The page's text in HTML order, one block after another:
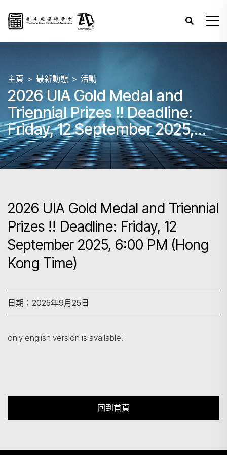
主頁 最新動態 活動
2026 UIA Gold Medal and
Triennial Prizes !! Deadline:
Friday, 12 September 2025,
6:00 PM (Hong Kong Time)
2026 UIA Gold Medal and Triennial
Prizes !! Deadline: Friday, 12
September 2025, 6:00 PM (Hong
Kong Time)
日期：2025年9月25日
only english version is available!
回到首頁